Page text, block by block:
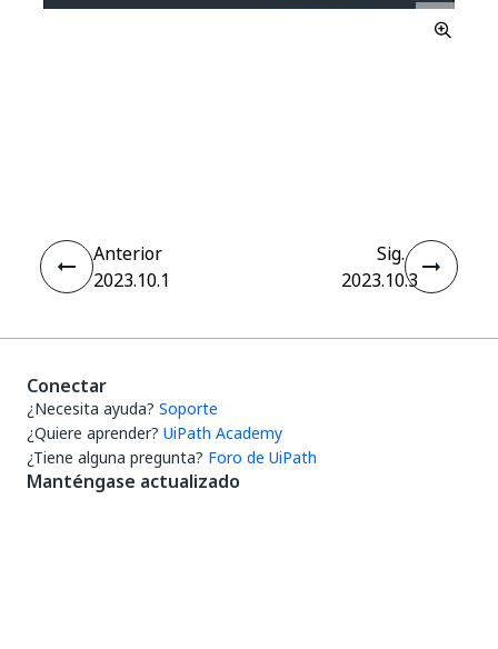
Anterior
2023.10.1
Sig.
2023.10.3
Conectar
¿Necesita ayuda? Soporte
¿Quiere aprender? UiPath Academy
¿Tiene alguna pregunta? Foro de UiPath
Manténgase actualizado